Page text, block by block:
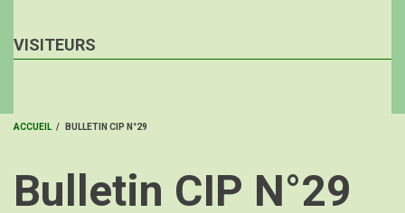
VISITEURS
D'ARIANE
ACCUEIL / BULLETIN CIP N°29
Bulletin CIP N°29